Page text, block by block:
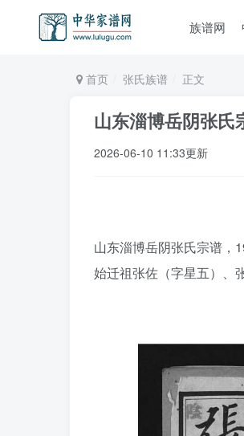
族谱网
首页 张氏族谱 正文
山东淄博岳阴张氏
2026-06-10 11:33更新
山东淄博岳阴张氏宗谱，
始迁祖张佐（字星五）、